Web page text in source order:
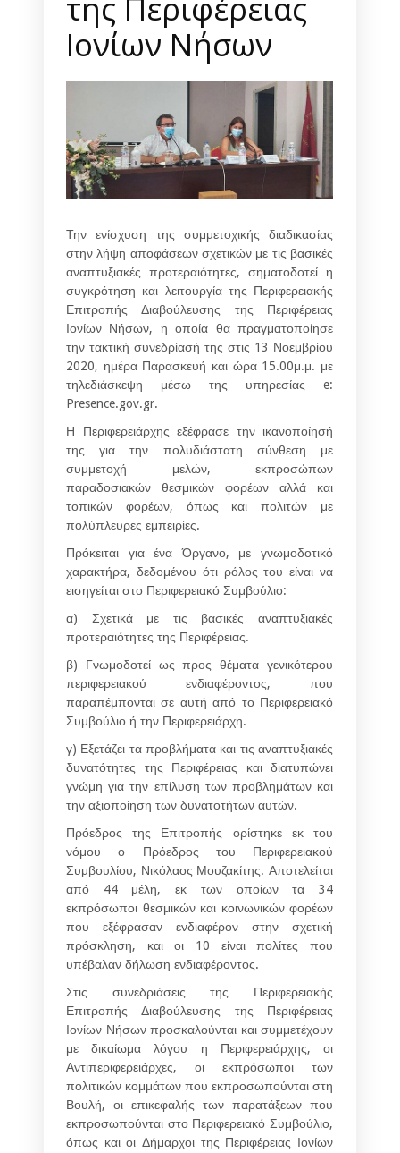
Ιονίων Νήσων
Την ενίσχυση της συμμετοχικής διαδικασίας
στην λήψη αποφάσεων σχετικών με τις βασικές
αναπτυξιακές προτεραιότητες, σηματοδοτεί η
συγκρότηση και λειτουργία της Περιφερειακής
Επιτροπής Διαβούλευσης της Περιφέρειας
Ιονίων Νήσων, η οποία θα πραγματοποίησε
την τακτική συνεδρίασή της στις 13 Νοεμβρίου
2020, ημέρα Παρασκευή και ώρα 15.00μ.μ. με
τηλεδιάσκεψη μέσω της υπηρεσίας e:
Presence.gov.gr.
Η Περιφερειάρχης εξέφρασε την ικανοποίησή
της για την πολυδιάστατη σύνθεση με
συμμετοχή μελών, εκπροσώπων
παραδοσιακών θεσμικών φορέων αλλά και
τοπικών φορέων, όπως και πολιτών με
πολύπλευρες εμπειρίες.
Πρόκειται για ένα Όργανο, με γνωμοδοτικό
χαρακτήρα, δεδομένου ότι ρόλος του είναι να
εισηγείται στο Περιφερειακό Συμβούλιο:
α) Σχετικά με τις βασικές αναπτυξιακές
προτεραιότητες της Περιφέρειας.
β) Γνωμοδοτεί ως προς θέματα γενικότερου
περιφερειακού ενδιαφέροντος, που
παραπέμπονται σε αυτή από το Περιφερειακό
Συμβούλιο ή την Περιφερειάρχη.
γ) Εξετάζει τα προβλήματα και τις αναπτυξιακές
δυνατότητες της Περιφέρειας και διατυπώνει
γνώμη για την επίλυση των προβλημάτων και
την αξιοποίηση των δυνατοτήτων αυτών.
Πρόεδρος της Επιτροπής ορίστηκε εκ του
νόμου ο Πρόεδρος του Περιφερειακού
Συμβουλίου, Νικόλαος Μουζακίτης. Αποτελείται
από 44 μέλη, εκ των οποίων τα 34
εκπρόσωποι θεσμικών και κοινωνικών φορέων
που εξέφρασαν ενδιαφέρον στην σχετική
πρόσκληση, και οι 10 είναι πολίτες που
υπέβαλαν δήλωση ενδιαφέροντος.
Στις συνεδριάσεις της Περιφερειακής
Επιτροπής Διαβούλευσης της Περιφέρειας
Ιονίων Νήσων προσκαλούνται και συμμετέχουν
με δικαίωμα λόγου η Περιφερειάρχης, οι
Αντιπεριφερειάρχες, οι εκπρόσωποι των
πολιτικών κομμάτων που εκπροσωπούνται στη
Βουλή, οι επικεφαλής των παρατάξεων που
εκπροσωπούνται στο Περιφερειακό Συμβούλιο,
όπως και οι Δήμαρχοι της Περιφέρειας Ιονίων